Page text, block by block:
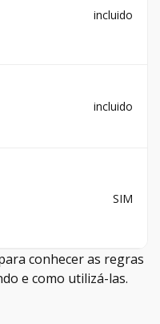
incluido
incluido
SIM
conhecer as regras
e como utilizá-las.